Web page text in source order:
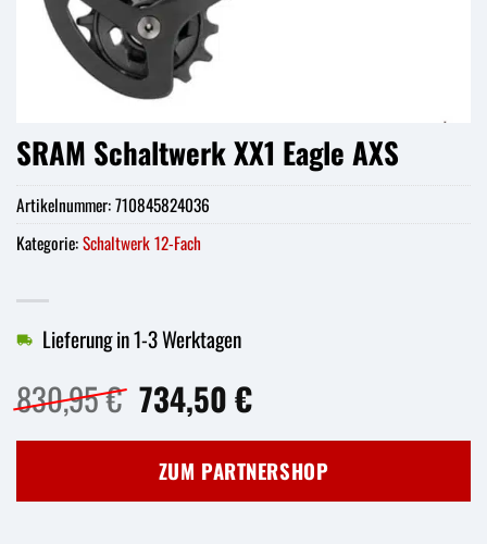
SRAM Schaltwerk XX1 Eagle AXS
830,95€ Ursprünglicher
Preis
war:
830,95 €
734,50€Aktueller
ist:
734,50 €.
Lieferung in 1-3 Werktagen
ZUM PARTNERSHOP
Artikelnummer:710845824036
Kategorie:Schaltwerk 12-Fach